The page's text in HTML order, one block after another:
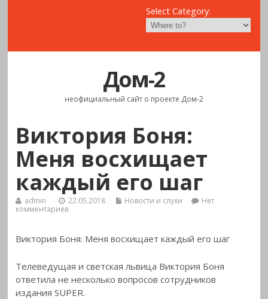
Select Category:
Дом-2
неофициальный сайт о проекте Дом-2
Виктория Боня:
Меня восхищает
каждый его шаг
admin 22.05.2018 Новости и слухи
Нет
комментариев
Виктория Боня: Меня восхищает каждый его шаг
Телеведущая и светская львица Виктория Боня
ответила не несколько вопросов сотрудников
издания SUPER.